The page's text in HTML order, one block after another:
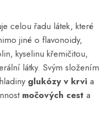
celou řadu látek, které
jiné o flavonoidy,
kyselinu křemičitou,
látky. Svým složením
glukózy v krvi a
močových cest a